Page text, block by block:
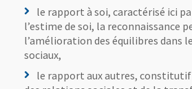
le rapport à soi, caractérisé ici
l’estime de soi, la reconnaissance
l’amélioration des équilibres dans
sociaux,
le rapport aux autres, constitutif